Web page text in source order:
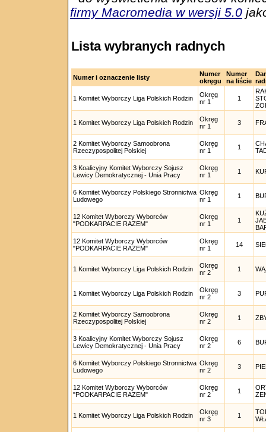
firmy Macromedia w wersji 5.0
Lista wybranych radnych
Numer i oznaczenie listy
Numer
okręgu
Numer
na liście
1 Komitet Wyborczy Liga Polskich Rodzin
Okręg
nr 1
1
1 Komitet Wyborczy Liga Polskich Rodzin
Okręg
nr 1
3
2 Komitet Wyborczy Samoobrona
Rzeczypospolitej Polskiej
Okręg
nr 1
1
3 Koalicyjny Komitet Wyborczy Sojusz
Lewicy Demokratycznej - Unia Pracy
Okręg
nr 1
1
6 Komitet Wyborczy Polskiego Stronnictwa
Ludowego
Okręg
nr 1
1
12 Komitet Wyborczy Wyborców
"PODKARPACIE RAZEM"
Okręg
nr 1
1
12 Komitet Wyborczy Wyborców
"PODKARPACIE RAZEM"
Okręg
nr 1
14
1 Komitet Wyborczy Liga Polskich Rodzin
Okręg
nr 2
1
1 Komitet Wyborczy Liga Polskich Rodzin
Okręg
nr 2
3
2 Komitet Wyborczy Samoobrona
Rzeczypospolitej Polskiej
Okręg
nr 2
1
3 Koalicyjny Komitet Wyborczy Sojusz
Lewicy Demokratycznej - Unia Pracy
Okręg
nr 2
6
6 Komitet Wyborczy Polskiego Stronnictwa
Ludowego
Okręg
nr 2
3
12 Komitet Wyborczy Wyborców
"PODKARPACIE RAZEM"
Okręg
nr 2
1
1 Komitet Wyborczy Liga Polskich Rodzin
Okręg
nr 3
1